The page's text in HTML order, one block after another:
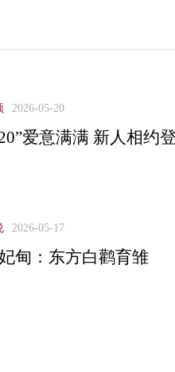
2026-05-20
爱意满满 新人相约
2026-05-17
甸：东方白鹳育雏